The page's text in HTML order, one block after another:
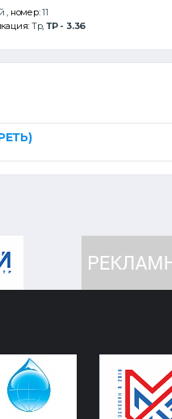
, номер:11
Тр,ТР - 3.36